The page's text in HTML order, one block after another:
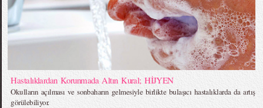
Hastalıklardan Korunmada Altın Kural; HİJYEN
Okulların açılması ve sonbaharın gelmesiyle birlikte bulaşıcı hastalıklarda da artış
görülebiliyor.